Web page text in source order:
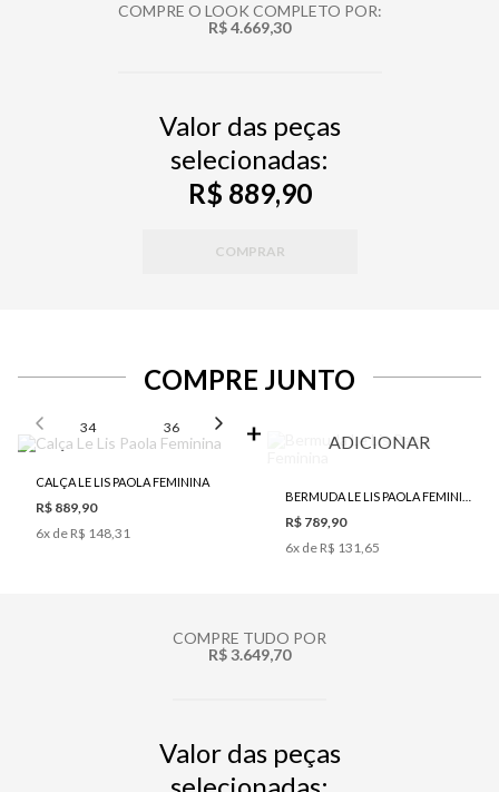
COMPRE O LOOK COMPLETO POR:
R$ 4.669,30
Valor das peças
selecionadas:
R$ 889,90
COMPRAR
COMPRE JUNTO
34 36 38
CALÇA LE LIS PAOLA FEMININA
R$ 889,90
6x de R$ 148,31
ADICIONAR
R$ 789,90
6x de R$ 131,65
COMPRE TUDO POR
R$ 3.649,70
Valor das peças
selecionadas: